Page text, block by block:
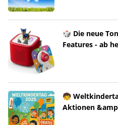
🎲 Die neue
Features - ab
🧒
Aktionen